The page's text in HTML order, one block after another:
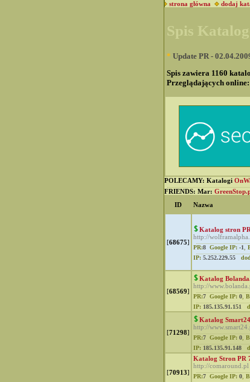
strona główna dodaj
Spis
* Update PR -
Spis zawiera 1160
Przeglądających online:
POLECAMY: Katalogi
FRIENDS: Mar:
ID
Nazwa
[68675]
Katalog stron
http://
PR:8 Google IP: -1
IP: 5.252.229.55
[68569]
Katalog
http://
PR:7 Google IP: 0
IP: 185.135.91.151
[71298]
Katalog
http://
PR:7 Google IP: 0
IP: 185.135.91.148
[70913]
Katalog Stron PR
http://comaround.pl
PR:7 Google IP: 0